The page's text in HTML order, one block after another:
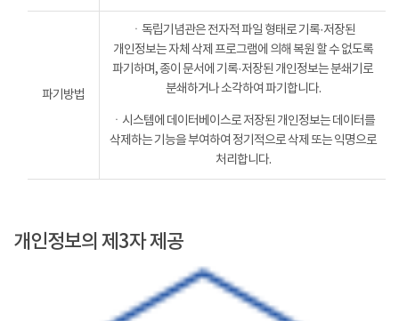
파기방법
ㆍ독립기념관은 전자적 파일 형태로 기록·저장된
개인정보는 자체 삭제 프로그램에 의해 복원 할 수 없도록
파기하며, 종이 문서에 기록·저장된 개인정보는 분쇄기로
분쇄하거나 소각하여 파기합니다.
ㆍ시스템에 데이터베이스로 저장된 개인정보는 데이터를
삭제하는 기능을 부여하여 정기적으로 삭제 또는 익명으로
처리합니다.
개인정보의 제3자 제공